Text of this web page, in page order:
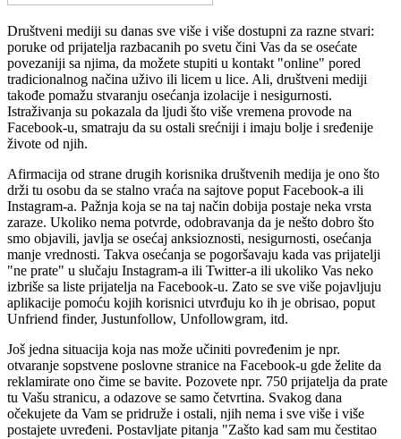
Društveni mediji su danas sve više i više dostupni za razne stvari:
poruke od prijatelja razbacanih po svetu čini Vas da se osećate
povezaniji sa njima, da možete stupiti u kontakt "online" pored
tradicionalnog načina uživo ili licem u lice. Ali, društveni mediji
takođe pomažu stvaranju osećanja izolacije i nesigurnosti.
Istraživanja su pokazala da ljudi što više vremena provode na
Facebook-u, smatraju da su ostali srećniji i imaju bolje i sređenije
živote od njih.
Afirmacija od strane drugih korisnika društvenih medija je ono što
drži tu osobu da se stalno vraća na sajtove poput Facebook-a ili
Instagram-a. Pažnja koja se na taj način dobija postaje neka vrsta
zaraze. Ukoliko nema potvrde, odobravanja da je nešto dobro što
smo objavili, javlja se osećaj anksioznosti, nesigurnosti, osećanja
manje vrednosti. Takva osećanja se pogoršavaju kada vas prijatelji
"ne prate" u slučaju Instagram-a ili Twitter-a ili ukoliko Vas neko
izbriše sa liste prijatelja na Facebook-u. Zato se sve više pojavljuju
aplikacije pomoću kojih korisnici utvrđuju ko ih je obrisao, poput
Unfriend finder, Justunfollow, Unfollowgram, itd.
Još jedna situacija koja nas može učiniti povređenim je npr.
otvaranje sopstvene poslovne stranice na Facebook-u gde želite da
reklamirate ono čime se bavite. Pozovete npr. 750 prijatelja da prate
tu Vašu stranicu, a odazove se samo četvrtina. Svakog dana
očekujete da Vam se pridruže i ostali, njih nema i sve više i više
postajete uvređeni. Postavljate pitanja "Zašto kad sam mu čestitao